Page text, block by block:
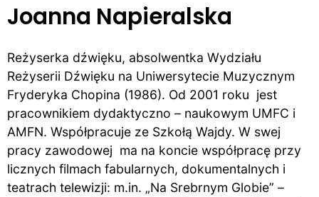
Joanna Napieralska
Reżyserka dźwięku, absolwentka Wydziału
Reżyserii Dźwięku na Uniwersytecie Muzycznym
Fryderyka Chopina (1986). Od 2001 roku jest
pracownikiem dydaktyczno – naukowym UMFC i
AMFN. Współpracuje ze Szkołą Wajdy. W swej
pracy zawodowej ma na koncie współpracę przy
licznych filmach fabularnych, dokumentalnych i
teatrach telewizji: m.in. „Na Srebrnym Globie” –